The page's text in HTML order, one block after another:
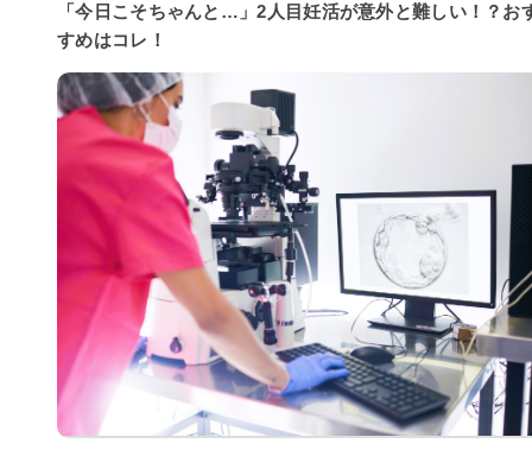
「今日こそちゃんと…」2人目妊活が意外と難しい！？お
すめはコレ！